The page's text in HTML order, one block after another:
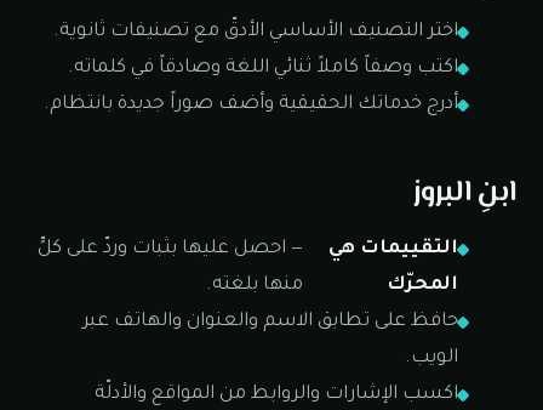
اختر التصنيف الأساسي الأدقّ مع تصنيفات ثانوية.
اكتب وصفاً كاملاً ثنائي اللغة وصادقاً في كلماته.
أدرج خدماتك الحقيقية وأضف صوراً جديدة بانتظام.
ابنِ البروز
التقييمات هي
المحرّك
— احصل عليها بثبات وردّ على كلٍّ
منها بلغته.
حافظ على تطابق الاسم والعنوان والهاتف عبر
الويب.
اكسب الإشارات والروابط من المواقع والأدلّة